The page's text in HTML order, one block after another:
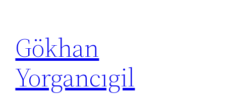
Gökhan
Yorgancıgil